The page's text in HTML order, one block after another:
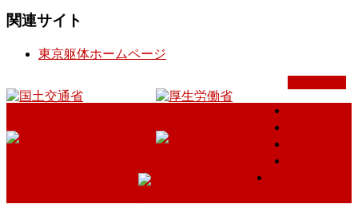
関連サイト
東京躯体ホームページ